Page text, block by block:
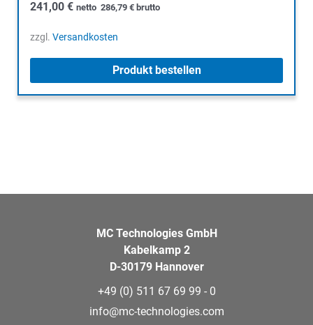
241,00 € netto 286,79 €brutto
zzgl. Versandkosten
Produkt bestellen
MC Technologies GmbH
Kabelkamp 2
D-30179 Hannover
+49 (0) 511 67 69 99 - 0
info@mc-technologies.com